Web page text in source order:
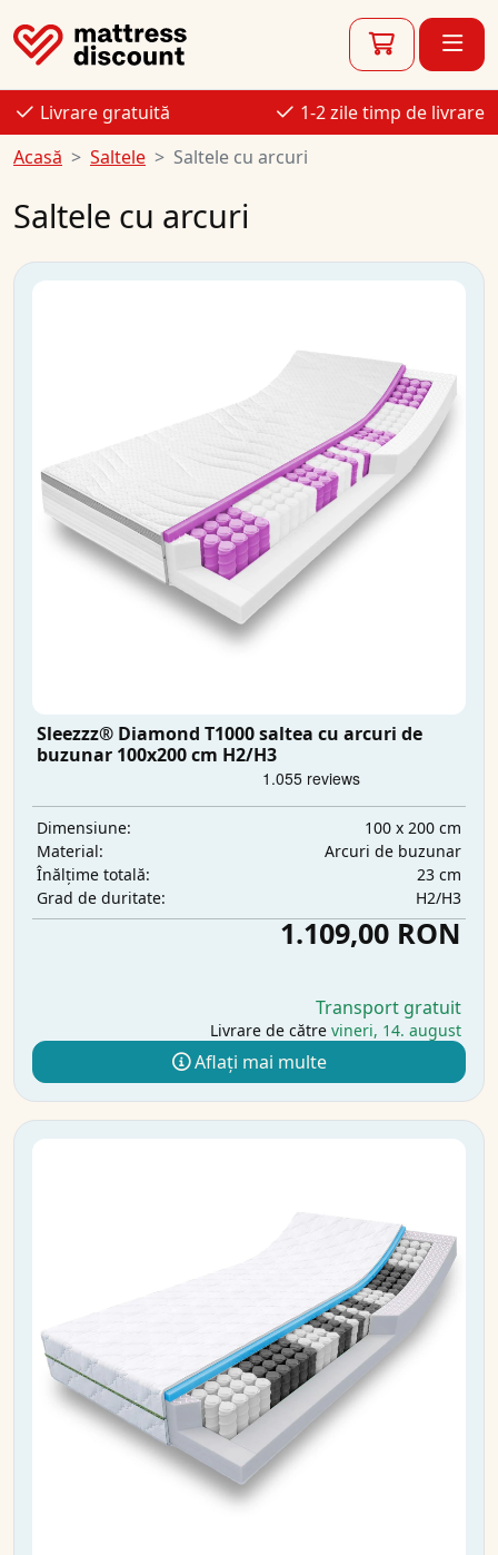
Livrare gratuită
1-2 zile timp de livrare
Acasă
Saltele Saltele cu arcuri
Saltele cu arcuri
Sleezzz® Diamond T1000 saltea cu arcuri de
buzunar 100x200 cm H2/H3
Dimensiune:
100 x 200 cm
Material:
Arcuri de buzunar
Înălțime totală:
23 cm
Grad de duritate:
H2/H3
1.109,00 RON
Transport gratuit
Livrare de către vineri, 14. august
Aflați mai multe